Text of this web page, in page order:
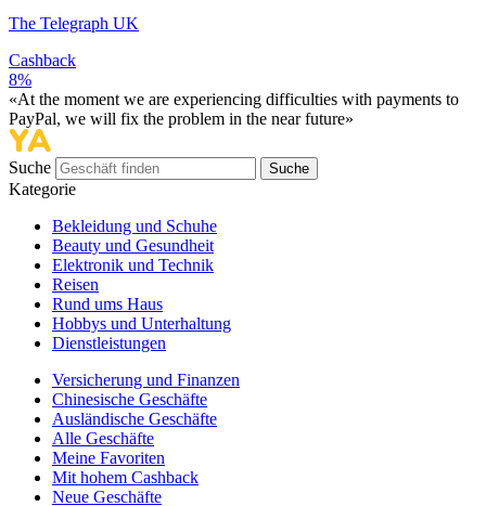
The Telegraph UK
Cashback
8%
«At the moment we are experiencing difficulties with payments to
PayPal, we will fix the problem in the near future»
Suche Suche
Kategorie
Bekleidung und Schuhe
Beauty und Gesundheit
Elektronik und Technik
Reisen
Rund ums Haus
Hobbys und Unterhaltung
Dienstleistungen
Versicherung und Finanzen
Chinesische Geschäfte
Ausländische Geschäfte
Alle Geschäfte
Meine Favoriten
Mit hohem Cashback
Neue Geschäfte